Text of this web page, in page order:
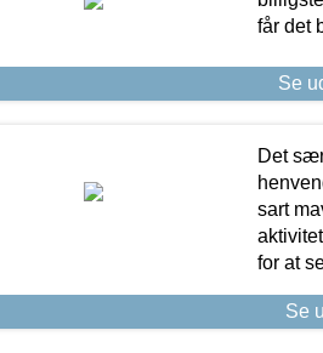
får det
Se
Det
sart
for at
Se